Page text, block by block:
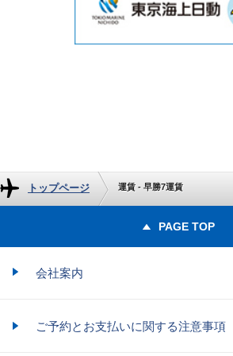
トップページ 運賃 - 早勝7運賃
PAGE TOP
会社案内
ご予約とお支払いに関する注意事項